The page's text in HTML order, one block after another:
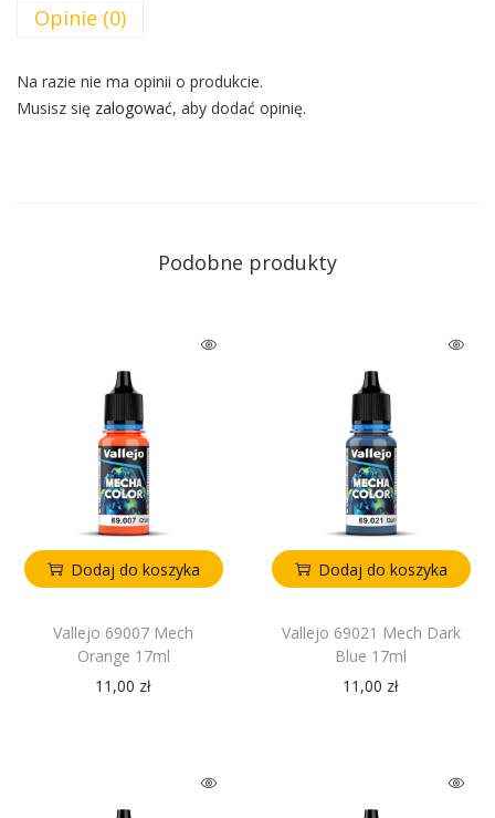
Opinie (0)
Na razie nie ma opinii o produkcie.
Musisz się zalogować, aby dodać opinię.
Podobne produkty
Dodaj do koszyka
Vallejo 69007 Mech
Orange 17ml
11,00 zł
Dodaj do koszyka
Vallejo 69021 Mech Dark
Blue 17ml
11,00 zł